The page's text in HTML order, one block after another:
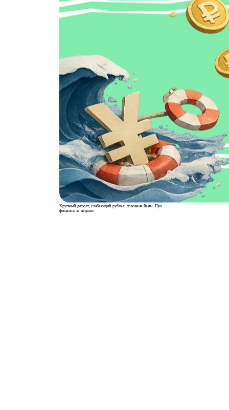
Крупный дефолт, слабеющий рубль и спасение йены. Про
финансы за неделю